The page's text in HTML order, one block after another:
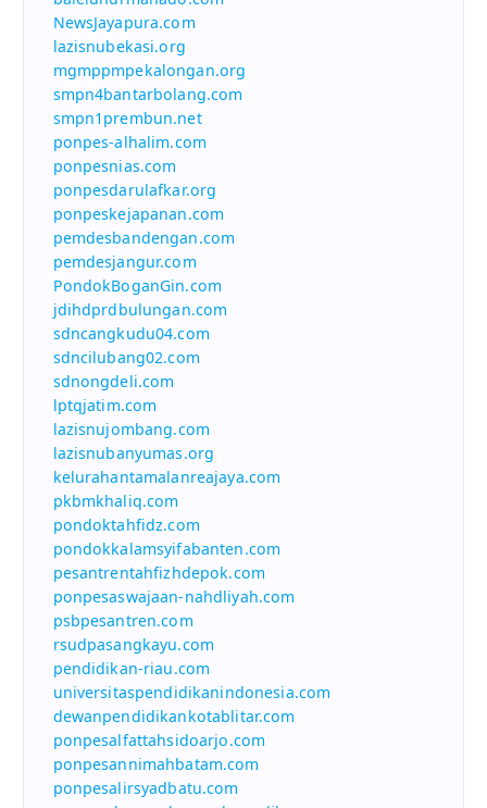
NewsJayapura.com
lazisnubekasi.org
mgmppmpekalongan.org
smpn4bantarbolang.com
smpn1prembun.net
ponpes-alhalim.com
ponpesnias.com
ponpesdarulafkar.org
ponpeskejapanan.com
pemdesbandengan.com
pemdesjangur.com
PondokBoganGin.com
jdihdprdbulungan.com
sdncangkudu04.com
sdncilubang02.com
sdnongdeli.com
lptqjatim.com
lazisnujombang.com
lazisnubanyumas.org
kelurahantamalanreajaya.com
pkbmkhaliq.com
pondoktahfidz.com
pondokkalamsyifabanten.com
pesantrentahfizhdepok.com
ponpesaswajaan-nahdliyah.com
psbpesantren.com
rsudpasangkayu.com
pendidikan-riau.com
universitaspendidikanindonesia.com
dewanpendidikankotablitar.com
ponpesalfattahsidoarjo.com
ponpesannimahbatam.com
ponpesalirsyadbatu.com